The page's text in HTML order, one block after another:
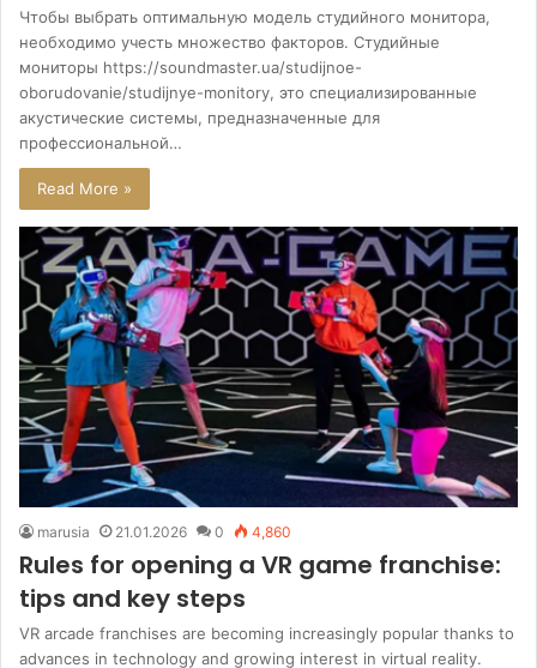
Чтобы выбрать оптимальную модель студийного монитора,
необходимо учесть множество факторов. Студийные
мониторы https://soundmaster.ua/studijnoe-
oborudovanie/studijnye-monitory, это специализированные
акустические системы, предназначенные для
профессиональной…
Read More »
marusia 21.01.2026 0 4,860
Rules for opening a VR game franchise:
tips and key steps
VR arcade franchises are becoming increasingly popular thanks to
advances in technology and growing interest in virtual reality.